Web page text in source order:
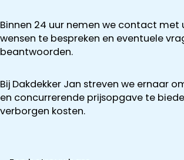
Binnen 24 uur nemen we contact met
wensen te bespreken en eventuele
beantwoorden.
Bij Dakdekker Jan streven we ernaar
en concurrerende prijsopgave te
verborgen kosten.